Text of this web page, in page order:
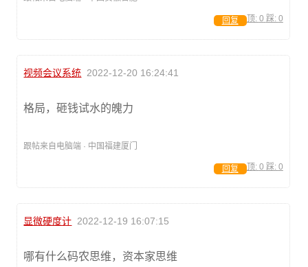
顶: 0 踩: 0
回复
视频会议系统 2022-12-20 16:24:41
格局，砸钱试水的魄力
跟帖来自电脑端 · 中国福建厦门
顶: 0 踩: 0
回复
显微硬度计 2022-12-19 16:07:15
哪有什么码农思维，资本家思维